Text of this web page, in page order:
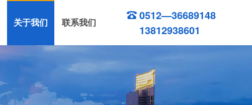
关于我们 联系我们
0512—36689148
13812938601